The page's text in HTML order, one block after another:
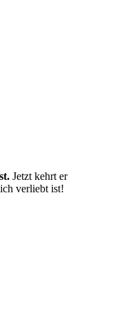
Jetzt kehrt er
verliebt ist!